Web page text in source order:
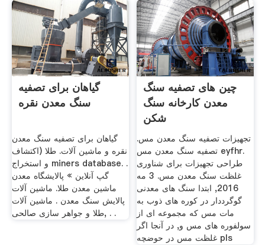
گیاهان برای تصفیه
سنگ معدن نقره
گیاهان برای تصفیه سنگ معدن
نقره و ماشین آلات. طلا (اکتشاف
و استخراج miners database. .
گپ آنلاین » پالایشگاه معدن
ماشین معدن طلا. ماشین آلات
پالایش سنگ معدن . ماشین آلات
طلا و جواهر سازی صالحی, . .
چین های تصفیه سنگ
معدن کارخانه سنگ
شکن
تجهیزات تصفیه سنگ معدن مس.
تصفیه سنگ معدن مس eyfhr.
طراحی تجهیزات برای شناوری
غلظت سنگ معدن مس. 3 مه
2016, ابتدا سنگ های معدنی
گوگرددار در کوره های ذوب به
مات مس که مجموعه ای از
سولفوره های مس و, در آنجا اگر
غلظت مس در حوضچه pls